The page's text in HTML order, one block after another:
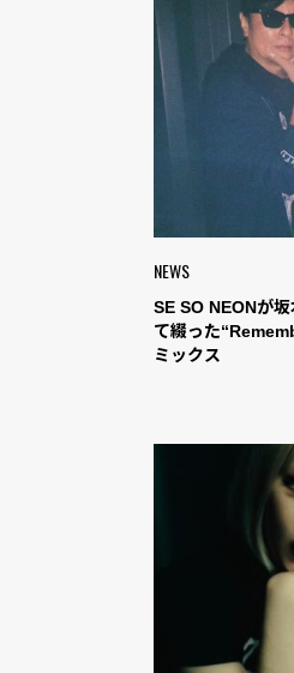
NEWS
SE SO NEONが
て綴った
ミックス